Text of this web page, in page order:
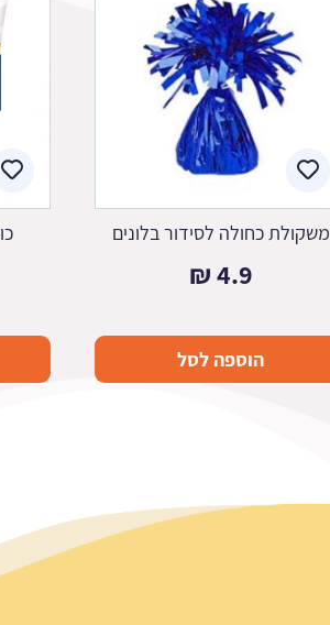
משקולת כחולה לסידור בלונים
4.9
₪
הוספה לסל